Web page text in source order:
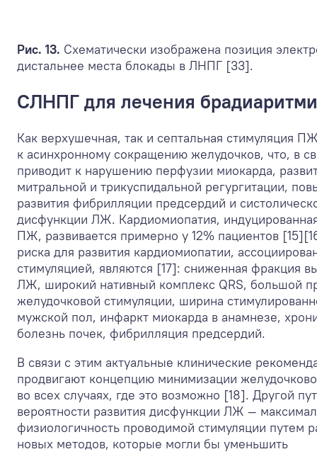
Рис. 13. Схематически изображена позиция
дистальнее места блокады в ЛНПГ [33].
СЛНПГ для лечения
Как верхушечная, так и септальная стимуляция
к асинхронному сокращению желудочков, что, в
приводит к нарушению перфузии миокарда,
митральной и трикуспидальной регургитации,
развития фибрилляции предсердий и
дисфункции ЛЖ. Кардиомиопатия,
ПЖ, развивается примерно у 12% пациентов
риска для развития кардиомиопатии,
стимуляцией, являются [17]: сниженная фракция
ЛЖ, широкий нативный комплекс QRS, большой
желудочковой стимуляции, ширина
мужской пол, инфаркт миокарда в анамнезе,
болезнь почек, фибрилляция предсердий.
В связи с этим актуальные клинические
продвигают концепцию минимизации
во всех случаях, где это возможно [18]. Другой
вероятности развития дисфункции ЛЖ —
физиологичность проводимой стимуляции путем
новых методов, которые могли бы уменьшить